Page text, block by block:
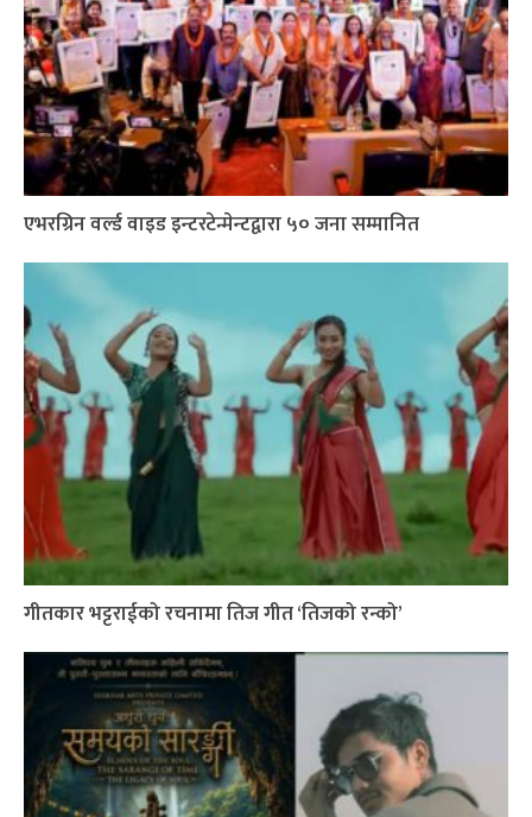
एभरग्रिन वर्ल्ड वाइड इन्टरटेन्मेन्टद्वारा ५० जना सम्मानित
गीतकार भट्टराईको रचनामा तिज गीत ‘तिजको रन्को’